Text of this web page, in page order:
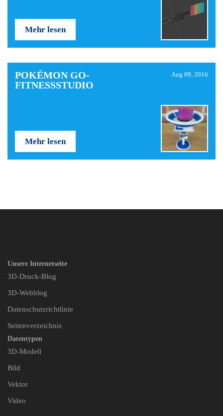
Mehr lesen
POKÉMON GO-
FITNESSSTUDIO
Aug 09, 2016
Mehr lesen
Unsere Internetseite
3D-Druck-Blog
3D-Webblog
Datenschutzrichtlinie
Seitenverzeichnis
Datentypen
3D-Modell
Bild
Vektor
Video